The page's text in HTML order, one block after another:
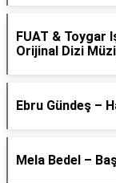
FUAT & Toygar
Orijinal Dizi
Ebru Gündeş –
Mela Bedel –